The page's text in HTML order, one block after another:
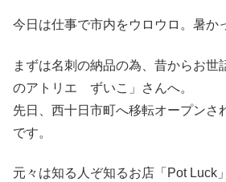
今日は仕事で市内をウロウロ。暑か
まずは名刺の納品の為、昔からお世
のアトリエ ずいこ」さんへ。
先日、西十日市町へ移転オープンさ
です。
元々は知る人ぞ知るお店「Pot Luck